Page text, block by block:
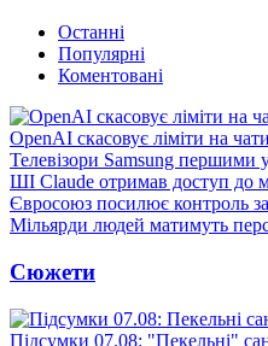
Останні
Популярні
Коментовані
OpenAI скасовує ліміти на
Телевізори Samsung першими
ШІ Claude отримав доступ до
Євросоюз посилює контроль
Мільярди людей матимуть
Сюжети
Підсумки 07.08: "Пекельні"